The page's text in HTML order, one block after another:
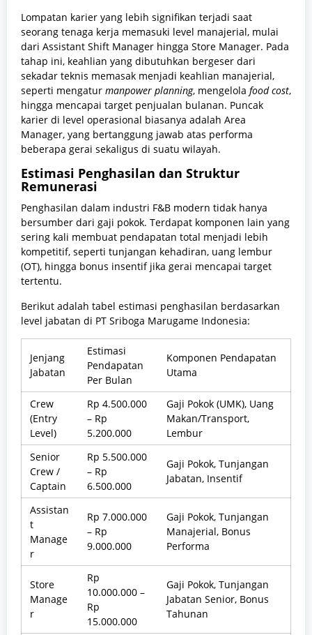
Lompatan karier yang lebih signifikan terjadi saat
seorang tenaga kerja memasuki level manajerial, mulai
dari Assistant Shift Manager hingga Store Manager. Pada
tahap ini, keahlian yang dibutuhkan bergeser dari
sekadar teknis memasak menjadi keahlian manajerial,
seperti mengatur manpower planning, mengelola food cost,
hingga mencapai target penjualan bulanan. Puncak
karier di level operasional biasanya adalah Area
Manager, yang bertanggung jawab atas performa
beberapa gerai sekaligus di suatu wilayah.
Estimasi Penghasilan dan Struktur
Remunerasi
Penghasilan dalam industri F&B modern tidak hanya
bersumber dari gaji pokok. Terdapat komponen lain yang
sering kali membuat pendapatan total menjadi lebih
kompetitif, seperti tunjangan kehadiran, uang lembur
(OT), hingga bonus insentif jika gerai mencapai target
tertentu.
Berikut adalah tabel estimasi penghasilan berdasarkan
level jabatan di PT Sriboga Marugame Indonesia:
Jenjang
Jabatan
Estimasi
Pendapatan
Per Bulan
Komponen Pendapatan
Utama
Crew
(Entry
Level)
Rp 4.500.000
– Rp
5.200.000
Gaji Pokok (UMK), Uang
Makan/Transport,
Lembur
Senior
Crew /
Captain
Rp 5.500.000
– Rp
6.500.000
Gaji Pokok, Tunjangan
Jabatan, Insentif
Assistan
t
Manage
r
Rp 7.000.000
– Rp
9.000.000
Gaji Pokok, Tunjangan
Manajerial, Bonus
Performa
Store
Manage
r
Rp
10.000.000 –
Rp
15.000.000
Gaji Pokok, Tunjangan
Jabatan Senior, Bonus
Tahunan